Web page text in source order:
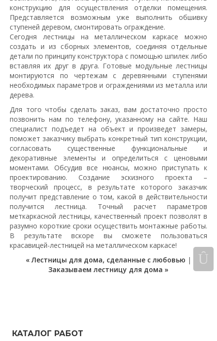
КАТАЛОГ РАБОТ
конструкцию для осуществления отделки помещения.
Представляется возможным уже выполнить обшивку
ступеней деревом, смонтировать ограждение.
Сегодня лестницы на металлическом каркасе можно
создать и из сборных элементов, соединяя отдельные
детали по принципу конструктора с помощью шпилек либо
вставляя их друг в друга. Готовые модульные лестницы
монтируются по чертежам с деревянными ступенями
необходимых параметров и ограждениями из металла или
дерева.
Для того чтобы сделать заказ, вам достаточно просто
позвонить нам по телефону, указанному на сайте. Наш
специалист подъедет на объект и произведет замеры,
поможет заказчику выбрать конкретный тип конструкции,
согласовать существенные функциональные и
декоративные элементы и определиться с ценовыми
моментами. Обсудив все нюансы, можно приступать к
проектированию. Создание эскизного проекта –
творческий процесс, в результате которого заказчик
получит представление о том, какой в действительности
получится лестница. Точный расчет параметров
меткаркасной лестницы, качественный проект позволят в
разумно короткие сроки осуществить монтажные работы.
В результате вскоре вы сможете пользоваться
красавицей-лестницей на металлическом каркасе!
« Лестницы для дома, сделанные с любовью |
Заказываем лестницу для дома »